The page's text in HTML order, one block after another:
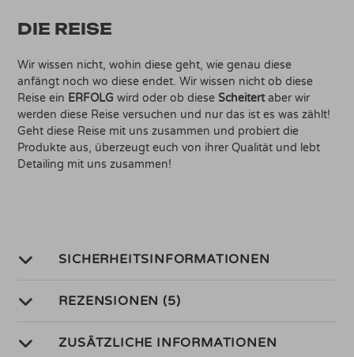
DIE REISE
Wir wissen nicht, wohin diese geht, wie genau diese
anfängt noch wo diese endet. Wir wissen nicht ob diese
Reise ein ERFOLG wird oder ob dieseScheitertaber wir
werden diese Reise versuchen und nur das ist es was zählt!
Geht diese Reise mit uns zusammen und probiert die
Produkte aus, überzeugt euch von ihrer Qualität und lebt
Detailing mit uns zusammen!
SICHERHEITSINFORMATIONEN
REZENSIONEN (5)
ZUSÄTZLICHE INFORMATIONEN